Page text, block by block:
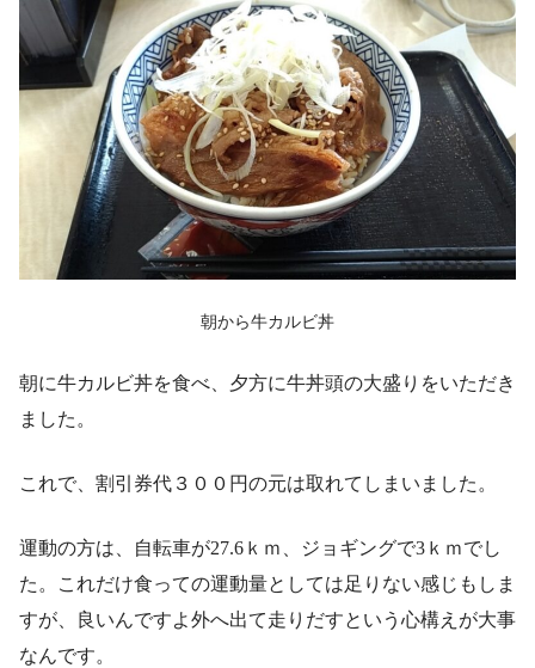
朝から牛カルビ丼
朝に牛カルビ丼を食べ、夕方に牛丼頭の大盛りをいただき
ました。
これで、割引券代３００円の元は取れてしまいました。
運動の方は、自転車が27.6ｋｍ、ジョギングで3ｋｍでし
た。これだけ食っての運動量としては足りない感じもしま
すが、良いんですよ外へ出て走りだすという心構えが大事
なんです。